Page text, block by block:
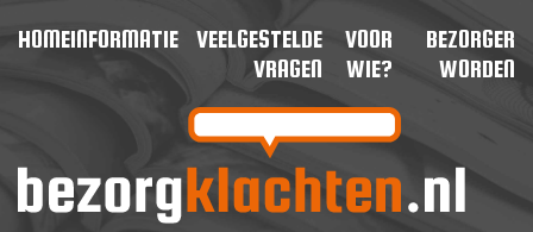
HOMEINFORMATIE
VEELGESTELDE
VRAGEN
VOOR
WIE?
BEZORGER
WORDEN